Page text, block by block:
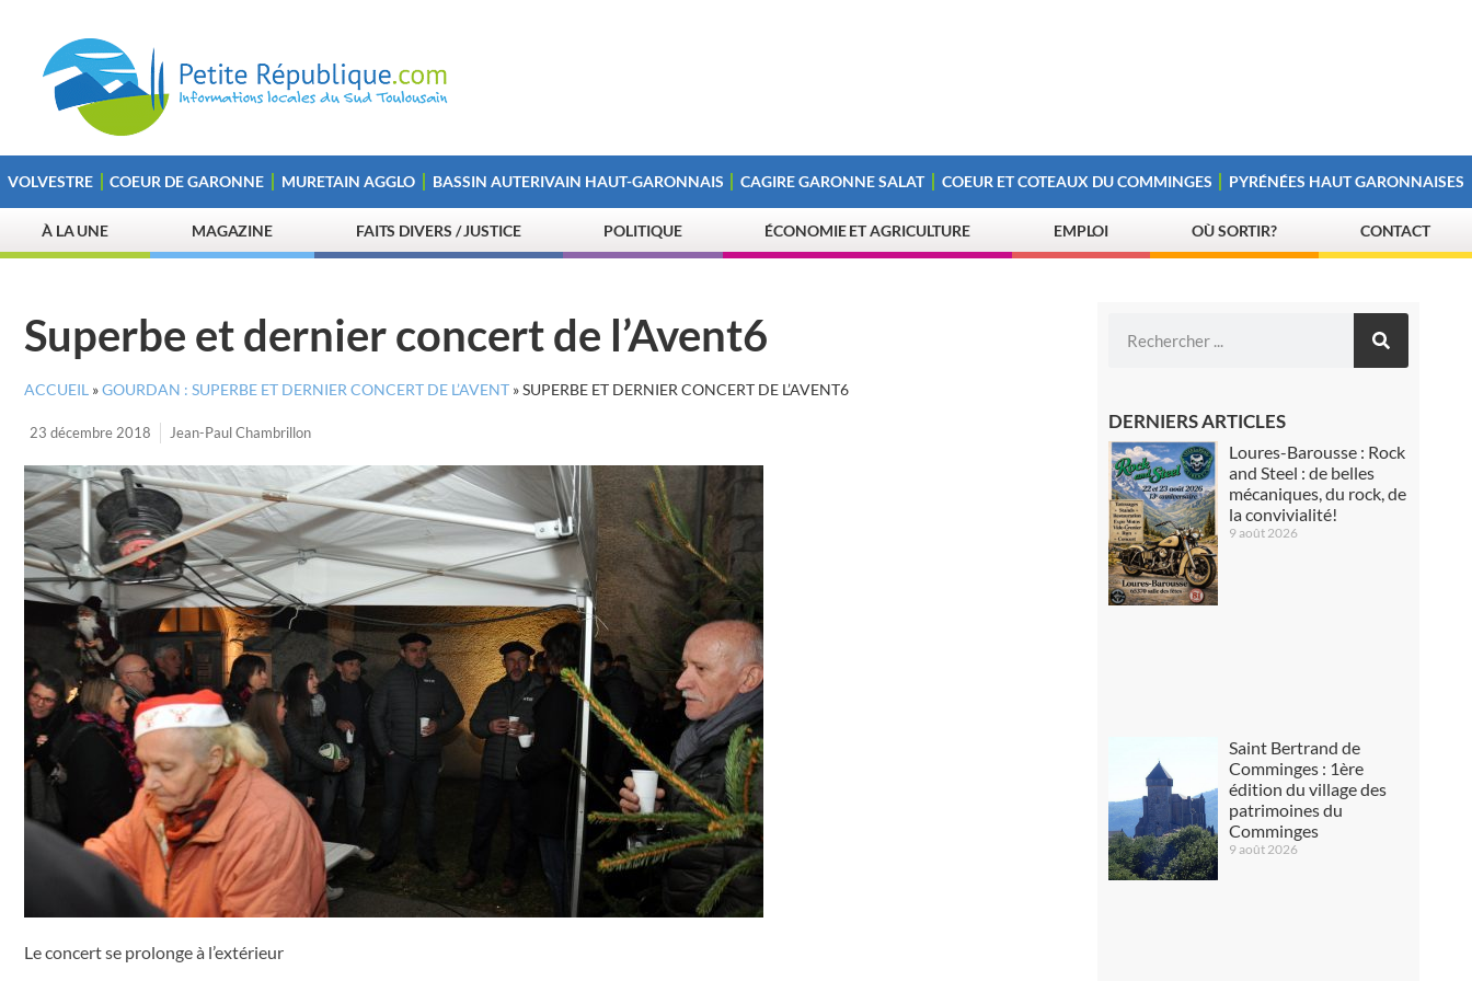
VOLVESTRE COEUR DE GARONNE MURETAIN AGGLO BASSIN AUTERIVAIN HAUT-GARONNAIS CAGIRE GARONNE SALAT COEUR ET COTEAUX DU COMMINGES PYRÉNÉES HAUT GARONNAISES
À LA UNE MAGAZINE FAITS DIVERS / JUSTICE POLITIQUE ÉCONOMIE ET AGRICULTURE EMPLOI OÙ SORTIR? CONTACT
Superbe et dernier concert de l’Avent6
ACCUEIL »GOURDAN : SUPERBE ET DERNIER CONCERT DE L’AVENT »SUPERBE ET DERNIER CONCERT DE L’AVENT6
23 décembre 2018 Jean-Paul Chambrillon
Le concert se prolonge à l’extérieur
DERNIERS ARTICLES
Loures-Barousse : Rock
and Steel : de belles
mécaniques, du rock, de
la convivialité!
9 août 2026
Saint Bertrand de
Comminges : 1ère
édition du village des
patrimoines du
Comminges
9 août 2026